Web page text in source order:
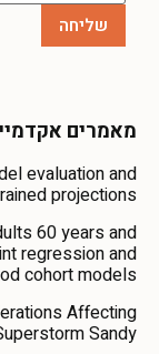
מאמרים
evaluation and
projections
60 years and
regression and
cohort models
Affecting
Sandy